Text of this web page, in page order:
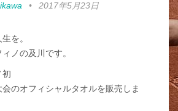
• 2017年5月23日
を。
ノの及川です。
初
のオフィシャルタオルを販売しま